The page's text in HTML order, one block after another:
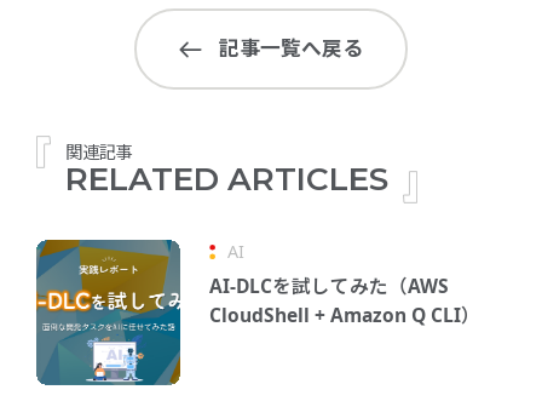
記事一覧へ戻る
関連記事
RELATED ARTICLES
AI
AI-DLCを試してみた（AWS
CloudShell + Amazon Q CLI）